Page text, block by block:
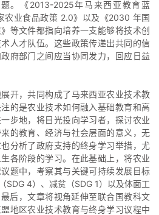
。《2013-2025年马来西亚教育蓝
农业食品政策 2.0》以及《2030 年国
等文件都指向培养一支能够将技术创
人才队伍。这些政策传递出共同的信
府部门之间应当协同发力，回应日益
开，共同构成了马来西亚农业技术教
的是农业技术如何融入基础教育和高
步地，将目光投向学习者，探讨农业
的教育、经济与社会层面的意义，无
分析了政府支持的终身学习举措，尤
各阶段的学习。在此基础上，将农业
题中，考察其与关键可持续发展目标
SDG 4）、减贫（SDG 1）以及体面工
后，文章将视角延伸至联合国教科文
地区农业技术教育与终身学习议程中